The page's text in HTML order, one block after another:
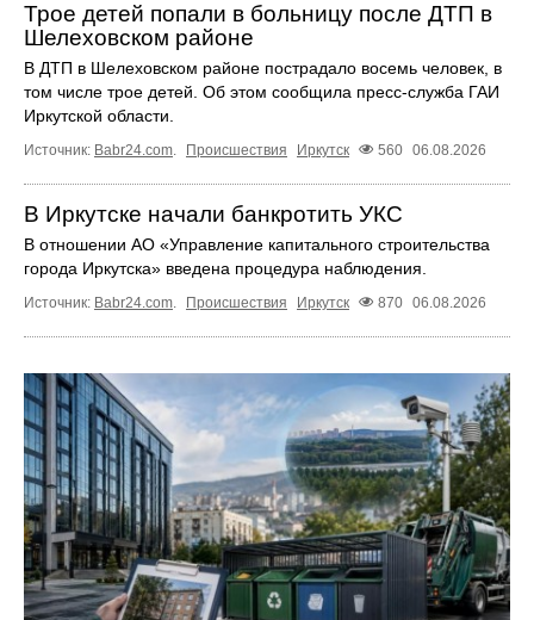
Трое детей попали в больницу после ДТП в
Шелеховском районе
В ДТП в Шелеховском районе пострадало восемь человек, в
том числе трое детей. Об этом сообщила пресс‑служба ГАИ
Иркутской области.
Источник: Babr24.com. Происшествия Иркутск 560 06.08.2026
В Иркутске начали банкротить УКС
В отношении АО «Управление капитального строительства
города Иркутска» введена процедура наблюдения.
Источник: Babr24.com. Происшествия Иркутск 870 06.08.2026